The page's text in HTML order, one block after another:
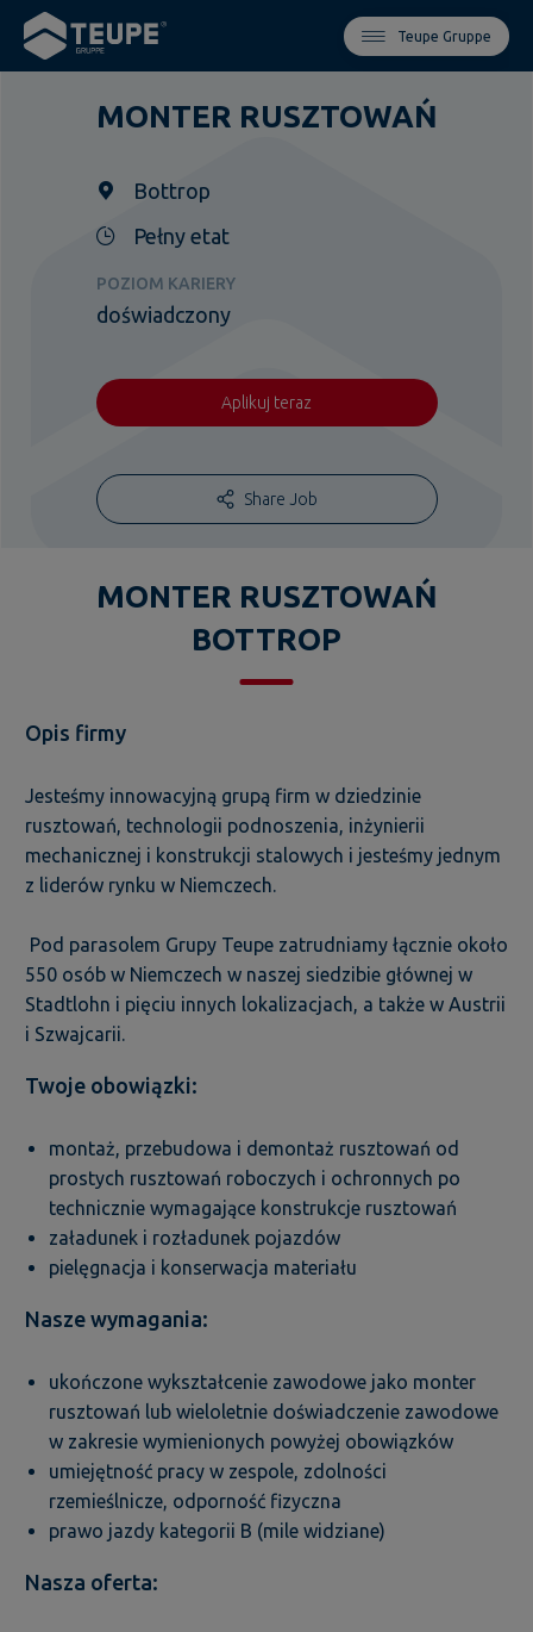
Teupe Gruppe
MONTER RUSZTOWAŃ
Bottrop
Pełny etat
POZIOM KARIERY
doświadczony
Aplikuj teraz
Share Job
MONTER RUSZTOWAŃ
BOTTROP
Opis firmy
Jesteśmy innowacyjną grupą firm w dziedzinie
rusztowań, technologii podnoszenia, inżynierii
mechanicznej i konstrukcji stalowych i jesteśmy jednym
z liderów rynku w Niemczech.
Pod parasolem Grupy Teupe zatrudniamy łącznie około
550 osób w Niemczech w naszej siedzibie głównej w
Stadtlohn i pięciu innych lokalizacjach, a także w Austrii
i Szwajcarii.
Twoje obowiązki:
montaż, przebudowa i demontaż rusztowań od
prostych rusztowań roboczych i ochronnych po
technicznie wymagające konstrukcje rusztowań
załadunek i rozładunek pojazdów
pielęgnacja i konserwacja materiału
Nasze wymagania:
ukończone wykształcenie zawodowe jako monter
rusztowań lub wieloletnie doświadczenie zawodowe
w zakresie wymienionych powyżej obowiązków
umiejętność pracy w zespole, zdolności
rzemieślnicze, odporność fizyczna
prawo jazdy kategorii B (mile widziane)
Nasza oferta: